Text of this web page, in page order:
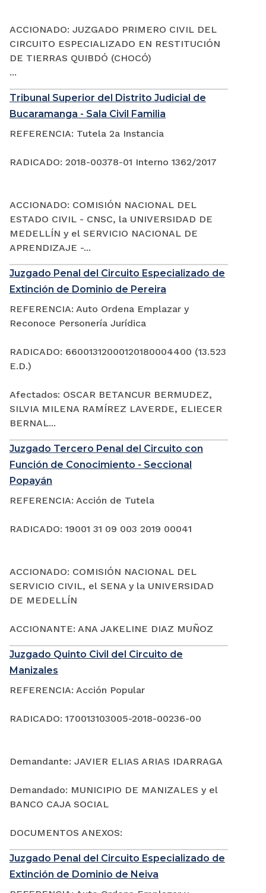
ACCIONADO: JUZGADO PRIMERO CIVIL DEL
CIRCUITO ESPECIALIZADO EN RESTITUCIÓN
DE TIERRAS QUIBDÓ (CHOCÓ)
...
Tribunal Superior del Distrito Judicial de
Bucaramanga - Sala Civil Familia
REFERENCIA: Tutela 2a Instancia
RADICADO: 2018-00378-01 Interno 1362/2017
ACCIONADO: COMISIÓN NACIONAL DEL
ESTADO CIVIL - CNSC, la UNIVERSIDAD DE
MEDELLÍN y el SERVICIO NACIONAL DE
APRENDIZAJE -...
Juzgado Penal del Circuito Especializado de
Extinción de Dominio de Pereira
REFERENCIA: Auto Ordena Emplazar y
Reconoce Personería Jurídica
RADICADO: 66001312000120180004400 (13.523
E.D.)
Afectados: OSCAR BETANCUR BERMUDEZ,
SILVIA MILENA RAMÍREZ LAVERDE, ELIECER
BERNAL...
Juzgado Tercero Penal del Circuito con
Función de Conocimiento - Seccional
Popayán
REFERENCIA: Acción de Tutela
RADICADO: 19001 31 09 003 2019 00041
ACCIONADO: COMISIÓN NACIONAL DEL
SERVICIO CIVIL, el SENA y la UNIVERSIDAD
DE MEDELLÍN
ACCIONANTE: ANA JAKELINE DIAZ MUÑOZ
Juzgado Quinto Civil del Circuito de
Manizales
REFERENCIA: Acción Popular
RADICADO: 170013103005-2018-00236-00
Demandante: JAVIER ELIAS ARIAS IDARRAGA
Demandado: MUNICIPIO DE MANIZALES y el
BANCO CAJA SOCIAL
DOCUMENTOS ANEXOS:
Juzgado Penal del Circuito Especializado de
Extinción de Dominio de Neiva